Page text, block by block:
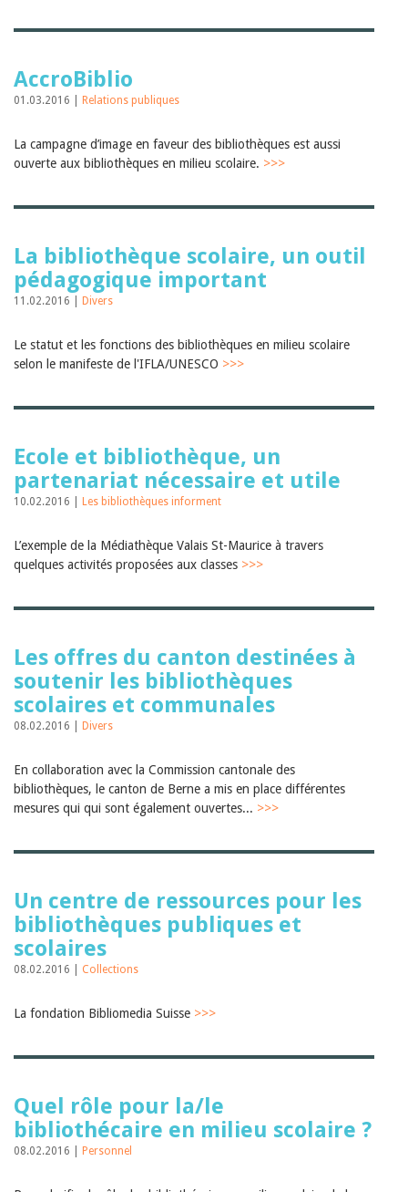
2019
2018
2015
2014
AccroBiblio
01.03.2016 | Relations publiques
La campagne d’image en faveur des bibliothèques est aussi
ouverte aux bibliothèques en milieu scolaire. >>>
La bibliothèque scolaire, un outil
pédagogique important
11.02.2016 | Divers
Le statut et les fonctions des bibliothèques en milieu scolaire
selon le manifeste de l'IFLA/UNESCO >>>
Ecole et bibliothèque, un
partenariat nécessaire et utile
10.02.2016 | Les bibliothèques informent
L’exemple de la Médiathèque Valais St-Maurice à travers
quelques activités proposées aux classes >>>
Les offres du canton destinées à
soutenir les bibliothèques
scolaires et communales
08.02.2016 | Divers
En collaboration avec la Commission cantonale des
bibliothèques, le canton de Berne a mis en place différentes
mesures qui qui sont également ouvertes... >>>
Un centre de ressources pour les
bibliothèques publiques et
scolaires
08.02.2016 | Collections
La fondation Bibliomedia Suisse >>>
Quel rôle pour la/le
bibliothécaire en milieu scolaire ?
08.02.2016 | Personnel